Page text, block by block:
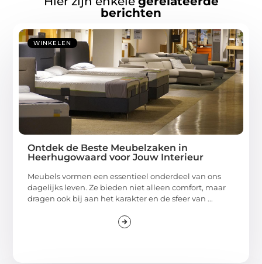
berichten
WINKELEN
Ontdek de Beste Meubelzaken in
Heerhugowaard voor Jouw Interieur
Meubels vormen een essentieel onderdeel van ons
dagelijks leven. Ze bieden niet alleen comfort, maar
dragen ook bij aan het karakter en de sfeer van ...